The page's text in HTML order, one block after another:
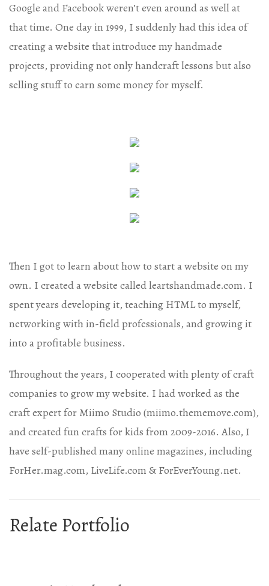
Google and Facebook weren’t even around as well at
that time. One day in 1999, I suddenly had this idea of
creating a website that introduce my handmade
projects, providing not only handcraft lessons but also
selling stuff to earn some money for myself.
Then I got to learn about how to start a website on my
own. I created a website called leartshandmade.com. I
spent years developing it, teaching HTML to myself,
networking with in-field professionals, and growing it
into a profitable business.
Throughout the years, I cooperated with plenty of craft
companies to grow my website. I had worked as the
craft expert for Miimo Studio (miimo.thememove.com),
and created fun crafts for kids from 2009-2016. Also, I
have self-published many online magazines, including
ForHer.mag.com, LiveLife.com & ForEverYoung.net.
Relate Portfolio